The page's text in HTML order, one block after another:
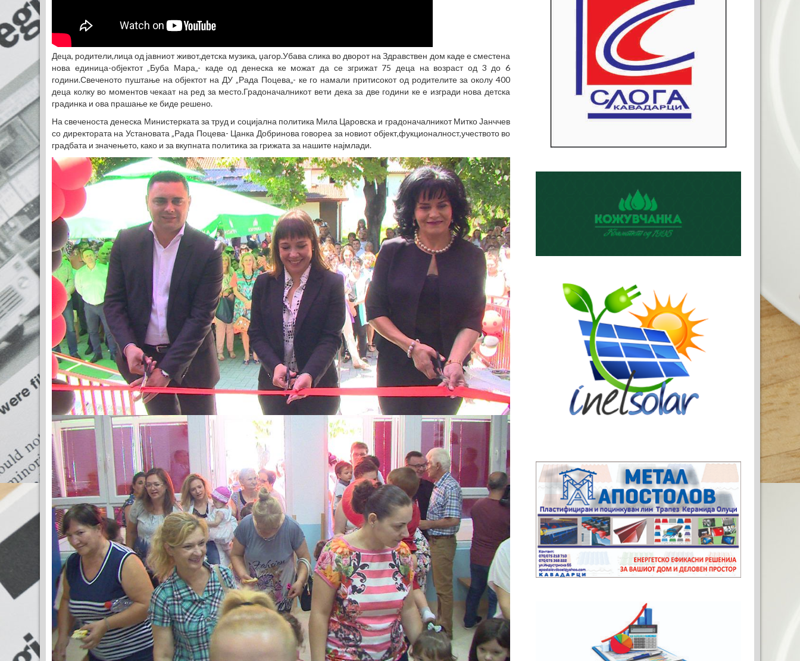
Деца, родители,лица од јавниот живот,детска музика, џагор.Убава слика во дворот на Здравствен дом каде е сместена
нова единица-објектот „Буба Мара„- каде од денеска ке можат да се згрижат 75 деца на возраст од 3 до 6
години.Свеченото пуштање на објектот на ДУ „Рада Поцева„- ке го намали притисокот од родителите за околу 400
деца колку во моментов чекаат на ред за место.Градоначалникот вети дека за две години ке е изгради нова детска
градинка и ова прашање ке биде решено.
На свеченоста денеска Министерката за труд и социјална политика Мила Царовска и градоначалникот Митко Јанччев
со директората на Установата „Рада Поцева- Цанка Добринова говореа за новиот објект,фукционалност,учеството во
градбата и значењето, како и за вкупната политика за грижата за нашите најмлади.